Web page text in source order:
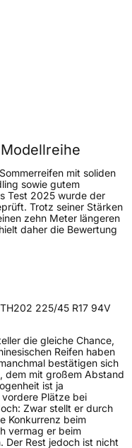
mit soliden
sowie gutem
Test 2025 wurde der
Trotz seiner Stärken
zehn Meter längeren
daher die Bewertung
225/45 R17 94V
die gleiche Chance,
Reifen haben
bestätigen sich
dem mit großem Abstand
ist ja
Plätze bei
Zwar stellt er durch
Konkurrenz beim
vermag er beim
Der Rest jedoch ist nicht